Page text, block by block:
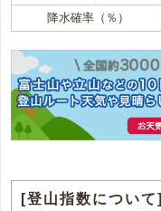
降水確率（％）
[登山指数について]